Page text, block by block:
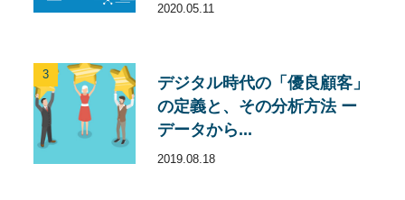
2020.05.11
3
デジタル時代の「優良顧客」
の定義と、その分析方法 ー
データから...
2019.08.18